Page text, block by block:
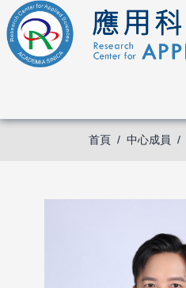
首頁 中心成員